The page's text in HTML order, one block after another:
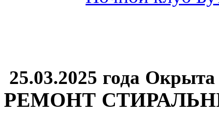
25.03.2025 года
РЕМОНТ